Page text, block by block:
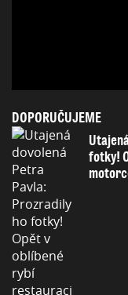
DOPORUČUJEME
fotky!